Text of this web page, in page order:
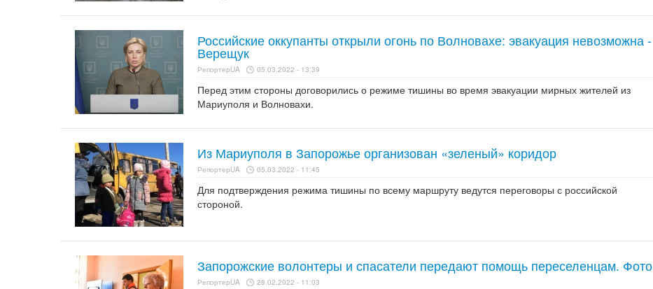
Российские оккупанты открыли огонь по Волновахе: эвакуация невозможна -
Верещук
РепортерUA 05.03.2022 - 13:39
Перед этим стороны договорились о режиме тишины во время эвакуации мирных жителей из
Мариуполя и Волновахи.
Из Мариуполя в Запорожье организован «зеленый» коридор
РепортерUA 05.03.2022 - 11:45
Для подтверждения режима тишины по всему маршруту ведутся переговоры с российской
стороной.
Запорожские волонтеры и спасатели передают помощь переселенцам. Фото
РепортерUA 28.02.2022 - 11:03